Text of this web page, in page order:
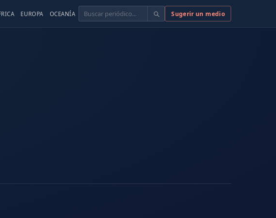
EUROPA OCEANÍA Buscar Sugerir un medio